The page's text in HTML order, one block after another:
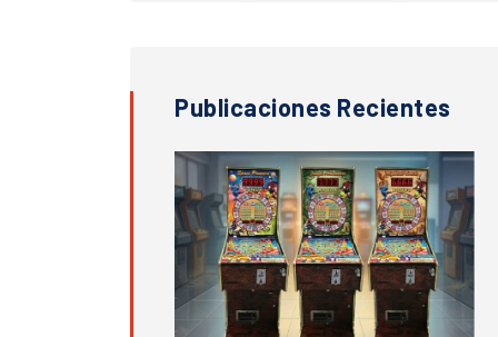
Publicaciones Recientes